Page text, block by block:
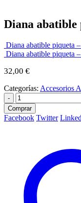
Diana abatible
Diana abatible piqueta
Diana abatible piqueta
32,00 €
Categorías: Accesorios
-
Comprar
Facebook Twitter